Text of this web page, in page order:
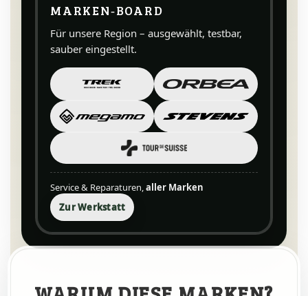
MARKEN‑BOARD
Für unsere Region – ausgewählt, testbar,
sauber eingestellt.
Service & Reparaturen,aller Marken
Zur Werkstatt